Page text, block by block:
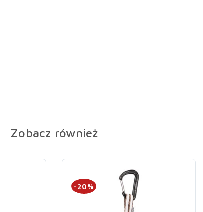
Zobacz również
-20%